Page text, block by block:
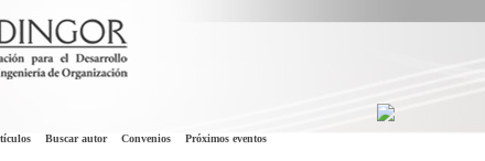
Buscar autor Convenios Próximos eventos